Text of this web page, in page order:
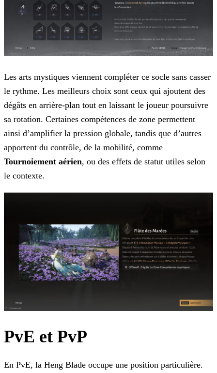
Les arts mystiques viennent compléter ce socle sans casser
le rythme. Les meilleurs choix sont ceux qui ajoutent des
dégâts en arrière-plan tout en laissant le joueur poursuivre
sa rotation. Certaines compétences de zone permettent
ainsi d’amplifier la pression globale, tandis que d’autres
apportent du contrôle, de la mobilité, comme
Tournoiement aérien, ou des effets de statut utiles selon
le contexte.
PvE et PvP
En PvE, la Heng Blade occupe une position particulière.